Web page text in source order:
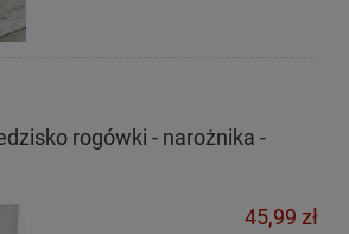
rogówki - narożnika -
45,99 zł